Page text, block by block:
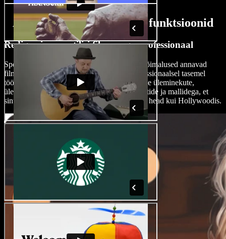
AI romantilise filmitootja funktsioonid
Redigeeri romantilisi filme nagu professionaal
Speechify Studio tehisintellektil põhinevad võimalused annavad
filmitegijatele võimaluse armastusfilme professionaalsel tasemel
töödelda. Viimistle oma armastuslugu täiuslike üleminekute,
ülekatete ning tehisintellektil põhinevate efektide ja mallidega, et
sinu romantilised stseenid näeksid välja sama head kui Hollywoodis.